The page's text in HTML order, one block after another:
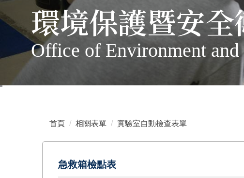
環境保護暨安全
Office of Environment and
首頁 相關表單 實驗室自動檢查表單
急救箱檢點表